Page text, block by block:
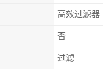
高效过滤器
否
过滤